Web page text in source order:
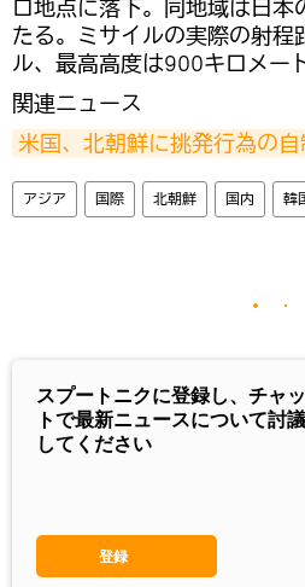
ロ地点に落下。同地域は日本
たる。ミサイルの実際の射程
ル、最高高度は900キロメー
関連ニュース
米国、北朝鮮に挑発行為の
アジア 国際 北朝鮮 国内 韓
スプートニクに登録し、チャッ
トで最新ニュースについて討議
してください
登録